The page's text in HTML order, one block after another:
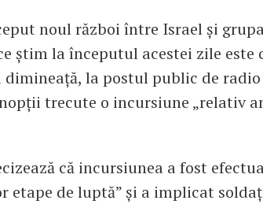
noul război între Israel și
știm la începutul acestei zile este
la postul public de
trecute o incursiune „relativ
că incursiunea a fost
etape de luptă” și a implicat